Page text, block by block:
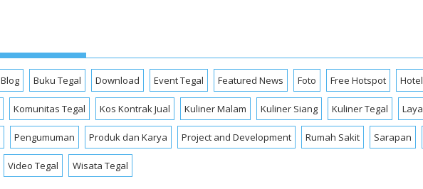
Blog Buku Tegal Download Event Tegal Featured News Foto Free Hotspot
Komunitas Tegal Kos Kontrak Jual Kuliner Malam Kuliner Siang Kuliner Tegal
Pengumuman Produk dan Karya Project and Development Rumah Sakit Sarapan
Video Tegal Wisata Tegal